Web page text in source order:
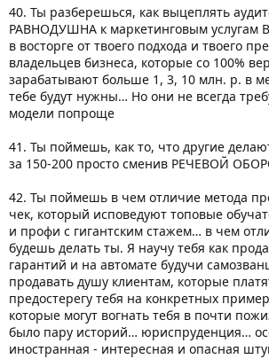
40. Ты разберешься, как выцеплять
РАВНОДУШНА к маркетинговым услугам
в восторге от твоего подхода и твоего
владельцев бизнеса, которые со 100%
зарабатывают больше 1, 3, 10 млн. р. в
тебе будут нужны… Но они не всегда
модели попроще
41. Ты поймешь, как то, что другие
за 150-200 просто сменив РЕЧЕВОЙ
42. Ты поймешь в чем отличие метода
чек, который исповедуют топовые
и профи с гигантским стажем… в чем
будешь делать ты. Я научу тебя как
гарантий и на автомате будучи
продавать душу клиентам, которые
предостерегу тебя на конкретных
которые могут вогнать тебя в почти
было пару историй… юриспруденция…
иностранная - интересная и опасная